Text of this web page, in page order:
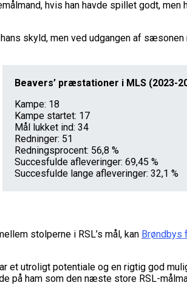
hvis han havde spillet godt,
skyld, men ved udgangen af
Beavers’ præstationer i MLS (2023-
Kampe: 18
Kampe startet: 17
Mål lukket ind: 34
Redninger: 51
Redningsprocent: 56,8 %
Succesfulde afleveringer: 69,45 %
Succesfulde lange afleveringer: 32,1 %
stolperne i RSL’s mål, kan Brøndbys
et utroligt potentiale og en rigtig god
på ham som den næste store RSL-